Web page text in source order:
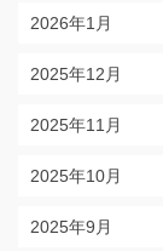
2026年1月
2025年12月
2025年11月
2025年10月
2025年9月